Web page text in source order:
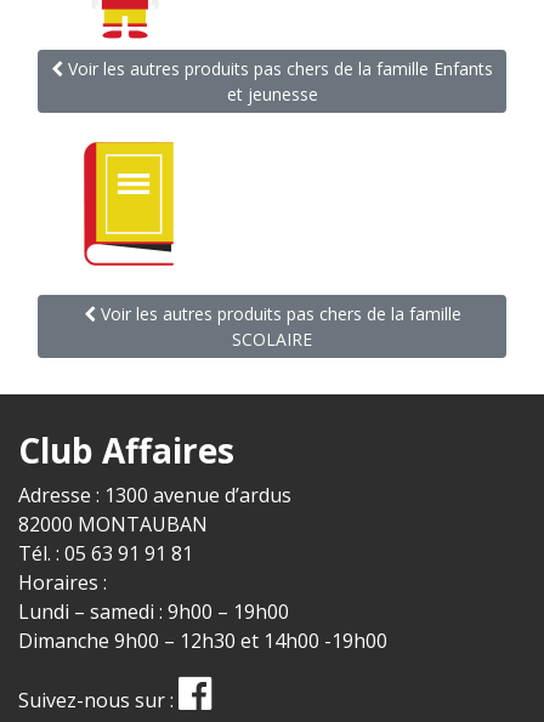
Voir les autres produits pas chers de la famille Enfants
et jeunesse
Voir les autres produits pas chers de la famille
SCOLAIRE
Club Affaires
Adresse : 1300 avenue d’ardus
82000 MONTAUBAN
Tél. : 05 63 91 91 81
Horaires :
Lundi – samedi : 9h00 – 19h00
Dimanche 9h00 – 12h30 et 14h00 -19h00
Suivez-nous sur :